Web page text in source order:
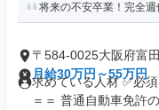
将来の不安卒業！完全
〒584-0025大阪府富
月給30万円～55万円
求めている人材 ✅必
＝＝ 普通自動車免許の